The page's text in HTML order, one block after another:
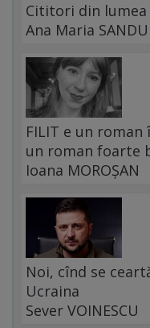
Cititori din lumea
Ana Maria SANDU
FILIT e un roman
un roman foarte
Ioana MOROȘAN
Noi, cînd se
Ucraina
Sever VOINESCU